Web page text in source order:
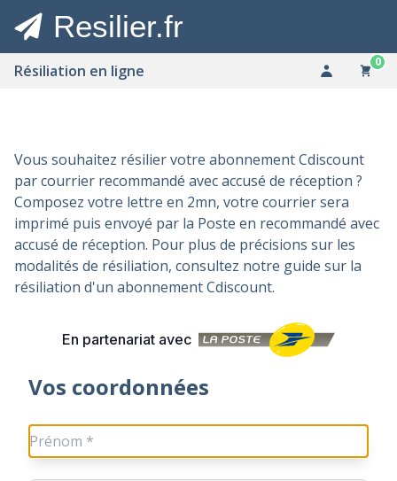
Resilier.fr
Résiliation en ligne 0
Vous souhaitez résilier votre abonnement Cdiscount
par courrier recommandé avec accusé de réception ?
Composez votre lettre en 2mn, votre courrier sera
imprimé puis envoyé par la Poste en recommandé avec
accusé de réception. Pour plus de précisions sur les
modalités de résiliation, consultez notre guide sur la
résiliation d'un abonnement Cdiscount.
En partenariat avec
Vos coordonnées